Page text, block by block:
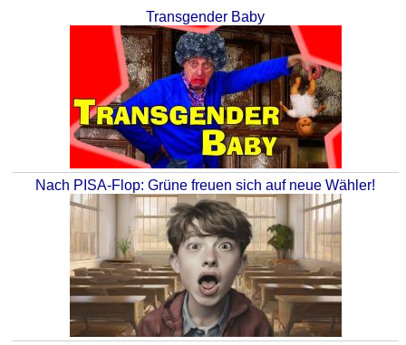
Transgender Baby
Nach PISA-Flop: Grüne freuen sich auf neue Wähler!